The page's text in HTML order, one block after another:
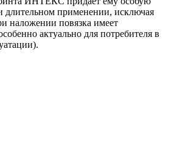
длительном применении, исключая
наложении повязка имеет
актуально для потребителя в